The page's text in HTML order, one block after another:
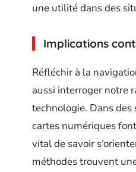
une utilité dans des
Implications
Réfléchir à la
aussi interroger notre
technologie. Dans des
cartes numériques
vital de savoir
méthodes trouvent